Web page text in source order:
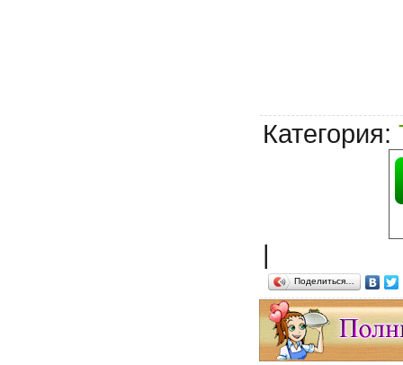
Категория:
|
Поделиться…